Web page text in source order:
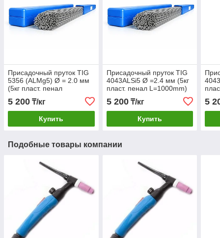
Присадочный пруток TIG
5356 (ALMg5) Ø = 2.0 мм
(5кг пласт. пенал
L=1000mm)
5 200 ₸/кг
Купить
Присадочный пруток TIG
4043АLSi5 Ø =2.4 мм (5кг
пласт. пенал L=1000mm)
5 200₸/кг
Купить
5
Подобные товары компании